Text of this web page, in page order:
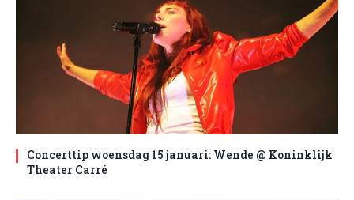
Concerttip woensdag 15 januari: Wende @ Koninklijk
Theater Carré